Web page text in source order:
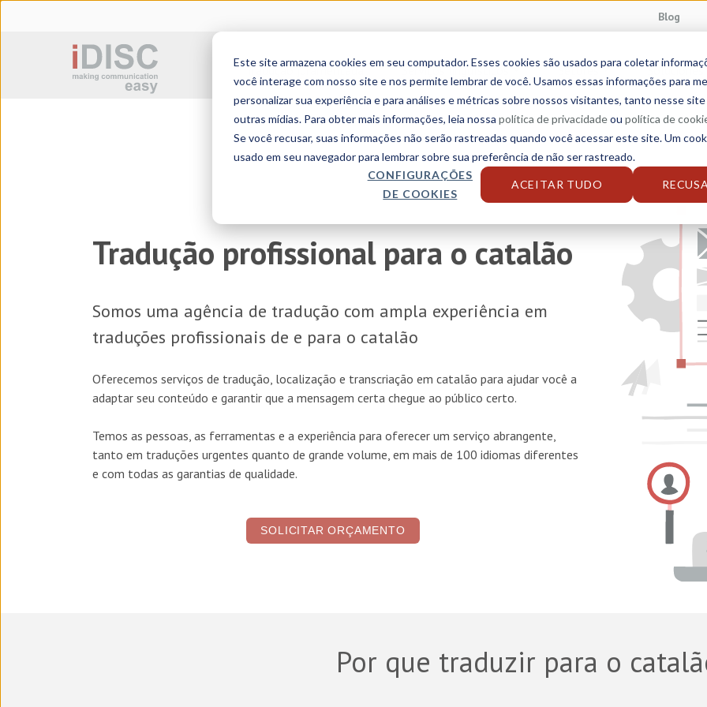
Este site armazena cookies em seu computador. Esses cookies são usados para coletar
você interage com nosso site e nos permite lembrar de você. Usamos essas informações para
personalizar sua experiência e para análises e métricas sobre nossos visitantes, tanto nesse
outras mídias. Para obter mais informações, leia nossa política de privacidadeou política de
Se você recusar, suas informações não serão rastreadas quando você acessar este site. Um
usado em seu navegador para lembrar sobre sua preferência de não ser rastreado.
CONFIGURAÇÕES
DE COOKIES
ACEITAR TUDO
Blog
Tradução juramentada Serviços linguísticos Setores Soluciones
Tradução profissional para o catalão
Somos uma agência de tradução com ampla experiência em
traduções profissionais de e para o catalão
Oferecemos serviços de tradução, localização e transcriação em catalão para ajudar você a
adaptar seu conteúdo e garantir que a mensagem certa chegue ao público certo.
Temos as pessoas, as ferramentas e a experiência para oferecer um serviço abrangente,
tanto em traduções urgentes quanto de grande volume, em mais de 100 idiomas diferentes
e com todas as garantias de qualidade.
SOLICITAR ORÇAMENTO
Por que traduzir para o